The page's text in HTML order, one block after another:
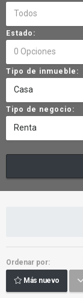
Todos
Estado:
0 Opciones
Tipo de inmueble:
Casa
Tipo de negocio:
Renta
Ordenar por:
Más nuevo